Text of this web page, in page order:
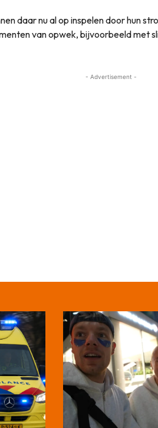
daar nu al op inspelen door hun
van opwek, bijvoorbeeld met
- Advertisement -